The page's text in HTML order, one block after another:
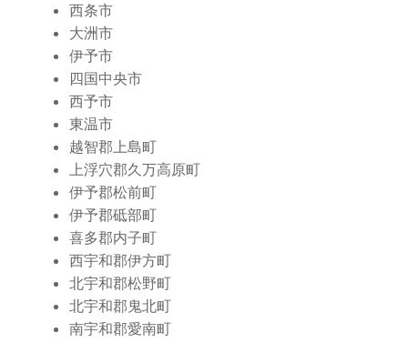
西条市
大洲市
伊予市
四国中央市
西予市
東温市
越智郡上島町
上浮穴郡久万高原町
伊予郡松前町
伊予郡砥部町
喜多郡内子町
西宇和郡伊方町
北宇和郡松野町
北宇和郡鬼北町
南宇和郡愛南町